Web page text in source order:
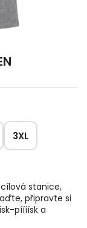
3XL
stanice,
připravte si
píííísk a